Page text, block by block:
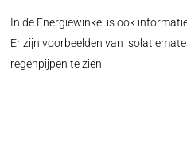
In de Energiewinkel is ook
Er zijn voorbeelden van
regenpijpen te zien.